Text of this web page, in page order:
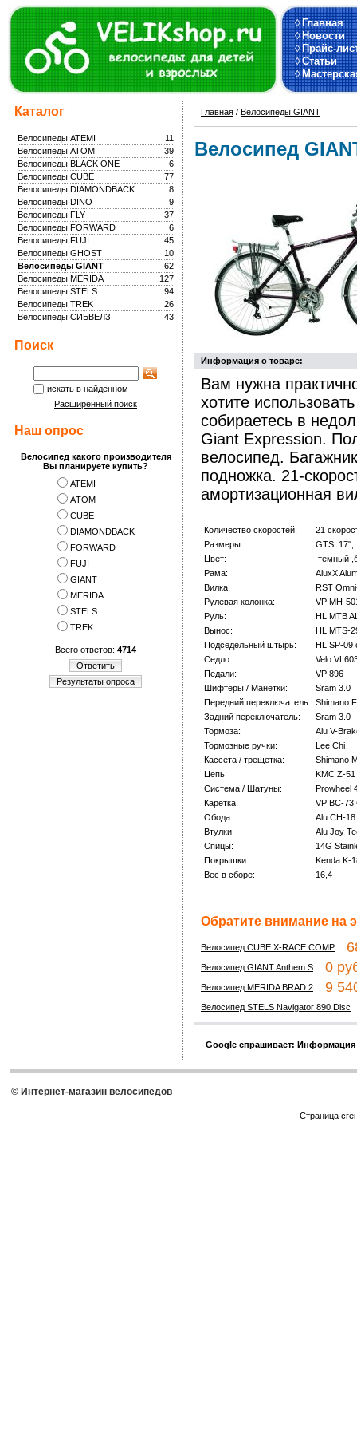
◊Главная
◊Новости
◊Прайс-
◊Статьи
◊
Каталог
11
Велосипеды ATEMI
39
Велосипеды ATOM
6
Велосипеды BLACK ONE
77
Велосипеды CUBE
8
Велосипеды DIAMONDBACK
9
Велосипеды DINO
37
Велосипеды FLY
6
Велосипеды FORWARD
45
Велосипеды FUJI
10
Велосипеды GHOST
62
Велосипеды GIANT
127
Велосипеды MERIDA
94
Велосипеды STELS
26
Велосипеды TREK
43
Велосипеды СИБВЕЛЗ
Поиск
искать в найденном
Расширенный поиск
Наш опрос
Велосипед какого производителя
Вы планируете купить?
ATEMI
АTOM
CUBE
DIAMONDBACK
FORWARD
FUJI
GIANT
MERIDA
STELS
TREK
Всего ответов: 4714
Ответить
Результаты опроса
Главная / Велосипеды GIANT
Велосипед
Информация о товаре:
Вам нужна
хотите
собираетесь в
Giant Expression.
велосипед.
подножка. 21-
амортизационная
Количество скоростей:
21
Размеры:
GTS: 17",
Цвет:
темный
Рама:
AluxX
Вилка:
RST
Рулевая колонка:
VP MH-
Руль:
HL MTB
Вынос:
HL MTS-
Подседельный штырь:
HL SP-09
Седло:
Velo
Педали:
VP 896
Шифтеры / Манетки:
Sram 3.0
Передний переключатель: Shimano
Задний переключатель:
Sram 3.0
Тормоза:
Alu V-
Тормозные ручки:
Lee Chi
Кассета / трещетка:
Shimano
Цепь:
KMC Z-
Система / Шатуны:
Prowheel
Каретка:
VP BC-73
Обода:
Alu CH-
Втулки:
Alu Joy
Спицы:
14G
Покрышки:
Kenda K-
Вес в сборе:
16,4
Обратите внимание на
Велосипед CUBE X-RACE COMP
Велосипед GIANT Anthem S 0
Велосипед MERIDA BRAD 2 9
Велосипед STELS Navigator 890 Disc
Google спрашивает:
© Интернет-магазин велосипедов
Страница